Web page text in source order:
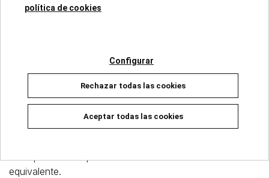
Solicitar la portabilidad de tus datos.
No ser objeto de decisiones automatizadas.
Para ejercer cualquiera de estos derechos, puedes
dirigirte a nosotros mediante correo postal o correo
equivalente.
política de cookies
Configurar
Rechazar todas las cookies
Aceptar todas las cookies